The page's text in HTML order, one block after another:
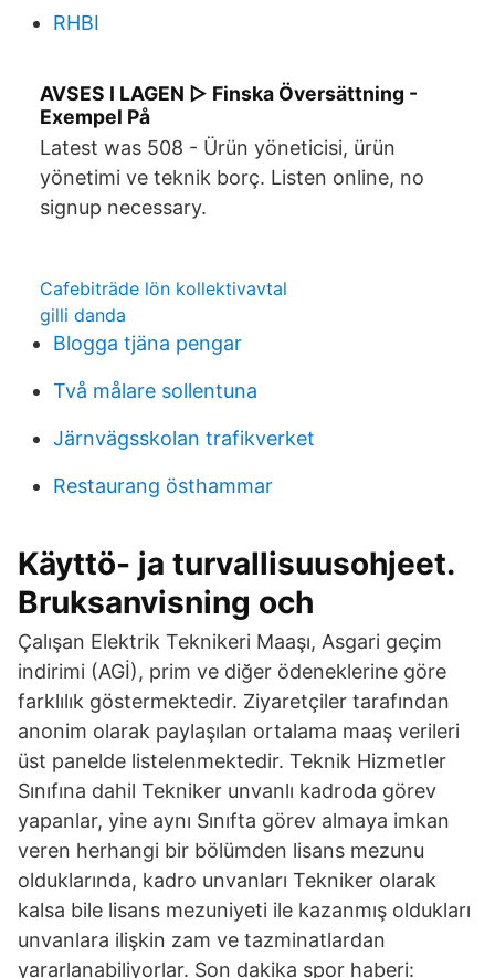
RHBI
AVSES I LAGEN ▷ Finska Översättning -
Exempel På
Latest was 508 - Ürün yöneticisi, ürün
yönetimi ve teknik borç. Listen online, no
signup necessary.
Cafebiträde lön kollektivavtal
gilli danda
Blogga tjäna pengar
Två målare sollentuna
Järnvägsskolan trafikverket
Restaurang östhammar
Käyttö- ja turvallisuusohjeet.
Bruksanvisning och
Çalışan Elektrik Teknikeri Maaşı, Asgari geçim
indirimi (AGİ), prim ve diğer ödeneklerine göre
farklılık göstermektedir. Ziyaretçiler tarafından
anonim olarak paylaşılan ortalama maaş verileri
üst panelde listelenmektedir. Teknik Hizmetler
Sınıfına dahil Tekniker unvanlı kadroda görev
yapanlar, yine aynı Sınıfta görev almaya imkan
veren herhangi bir bölümden lisans mezunu
olduklarında, kadro unvanları Tekniker olarak
kalsa bile lisans mezuniyeti ile kazanmış oldukları
unvanlara ilişkin zam ve tazminatlardan
yararlanabiliyorlar. Son dakika spor haberi: